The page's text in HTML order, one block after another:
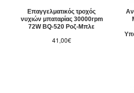
Επαγγελματικός τροχός
νυχιών μπαταρίας 30000rpm
72W BQ-520 Ροζ-Μπλε
41,00€